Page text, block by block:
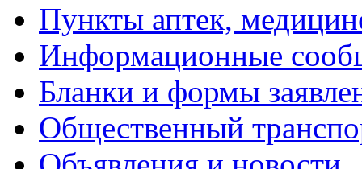
Пункты аптек,
Информационные
Бланки и формы
Общественный